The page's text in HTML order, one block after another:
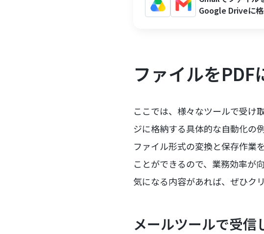
Google Driveに
ファイルを
ここでは、様々なツールで受け
ジに格納する具体的な自動化の
ファイル形式の変換と保存作業
ことができるので、業務効率が
気になる内容があれば、ぜひク
メールツールで受信